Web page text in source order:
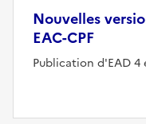
Nouvelles
EAC-CPF
Publication d'EAD 4